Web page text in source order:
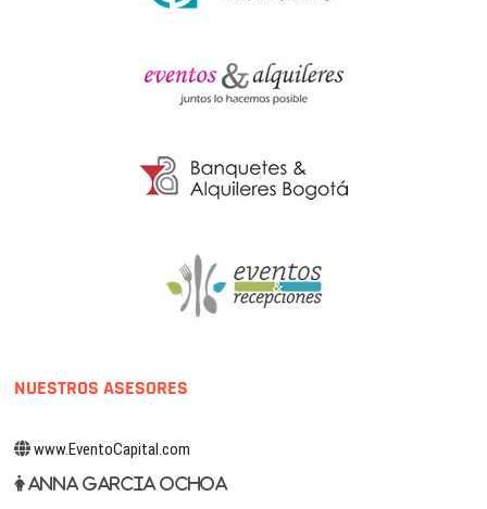
NUESTROS ASESORES
www.EventoCapital.com
Anna Garcia Ochoa